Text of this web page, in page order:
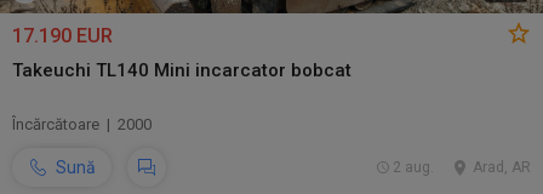
17.190 EUR
Takeuchi TL140 Mini incarcator bobcat
Încărcătoare | 2000
Sună Arad, AR
2 aug.